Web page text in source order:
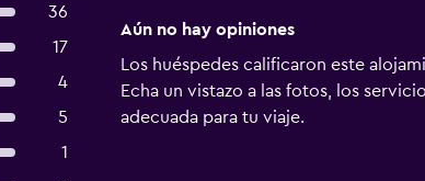
36
17
4
5
1
Aún no hay opiniones
Los huéspedes calificaron este
Echa un vistazo a las fotos, los
adecuada para tu viaje.